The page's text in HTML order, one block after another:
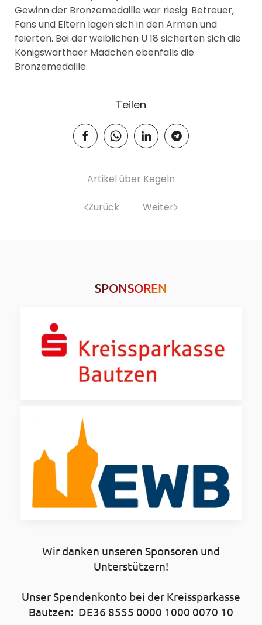
Gewinn der Bronzemedaille war riesig. Betreuer,
Fans und Eltern lagen sich in den Armen und
feierten. Bei der weiblichen U 18 sicherten sich die
Königswarthaer Mädchen ebenfalls die
Bronzemedaille.
Teilen
Artikel über Kegeln
Zurück Weiter
SPONSOREN
Wir danken unseren Sponsoren und
Unterstützern!
Unser Spendenkonto bei der Kreissparkasse
Bautzen: DE36 8555 0000 1000 0070 10